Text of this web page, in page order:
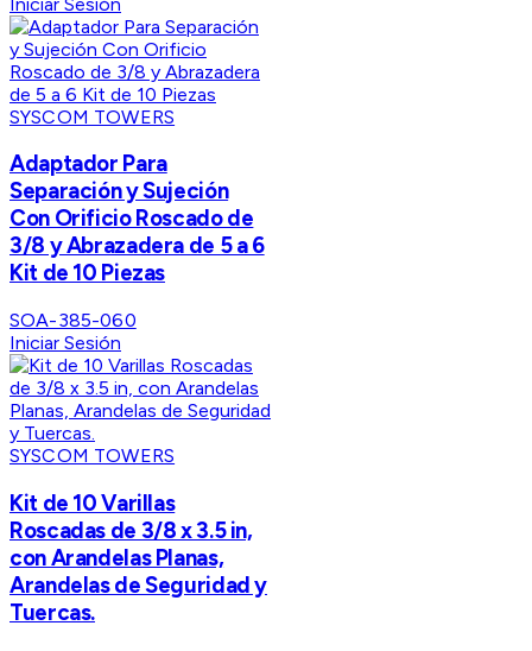
SYSCOM TOWERS
Adaptador Para
Separación y Sujeción
Con Orificio Roscado de
3/8 y Abrazadera de 5 a 6
Kit de 10 Piezas
SOA-385-060
Iniciar Sesión
SYSCOM TOWERS
Kit de 10 Varillas
Roscadas de 3/8 x 3.5 in,
con Arandelas Planas,
Arandelas de Seguridad y
Tuercas.